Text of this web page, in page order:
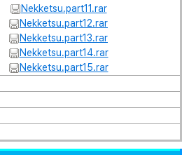
Nekketsu.part11.rar
Nekketsu.part12.rar
Nekketsu.part13.rar
Nekketsu.part14.rar
Nekketsu.part15.rar